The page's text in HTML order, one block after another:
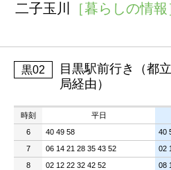
二子玉川 ［暮らしの情報
黒02
目黒駅前行き（都
局経由）
時刻 平日
6
40 49 58 40
7
06 14 21 28 35 43 52 02
8
02 12 22 32 42 52 08